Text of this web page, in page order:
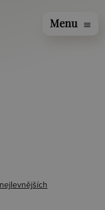
Menu menu